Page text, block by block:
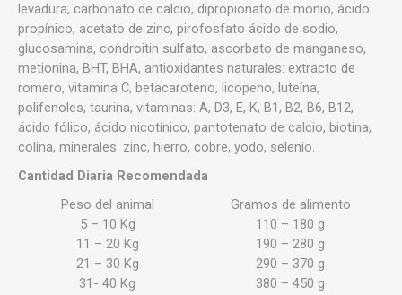
levadura, carbonato de calcio, dipropionato de monio, ácido
propínico, acetato de zinc, pirofosfato ácido de sodio,
glucosamina, condroitin sulfato, ascorbato de manganeso,
metionina, BHT, BHA, antioxidantes naturales: extracto de
romero, vitamina C, betacaroteno, licopeno, luteína,
polifenoles, taurina, vitaminas: A, D3, E, K, B1, B2, B6, B12,
ácido fólico, ácido nicotínico, pantotenato de calcio, biotina,
colina, minerales: zinc, hierro, cobre, yodo, selenio.
Cantidad Diaria Recomendada
Peso del animal
Gramos de alimento
5 – 10 Kg
110 – 180 g
11 – 20 Kg
190 – 280 g
21 – 30 Kg
290 – 370 g
31- 40 Kg
380 – 450 g